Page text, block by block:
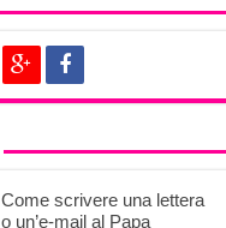
Come scrivere una lettera
o un’e-mail al Papa